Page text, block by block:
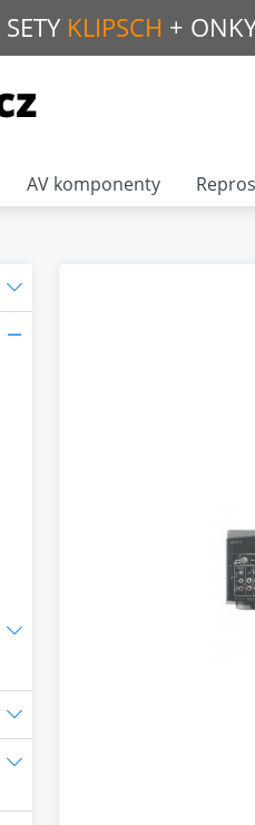
SETY KLIPSCH +
AV komponenty